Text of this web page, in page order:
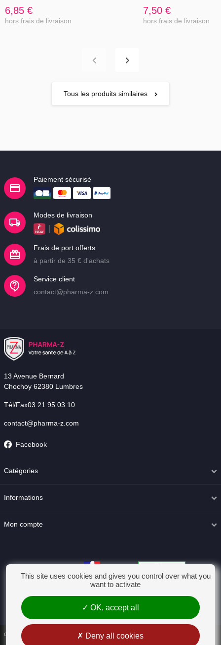
6,85 €
hors frais de livraison
7,50 €
hors frais de livraison
Tous les produits similaires
Paiement sécurisé
Modes de livraison
Frais de port offerts
à partir de 35 € d'achats
Service client
contact@pharma-z.com
13 Avenue Bernard
Chochoy 62380 Lumbres
Tél/Fax03.21.95.03.10
contact@pharma-z.com
Facebook
Catégories
Informations
Mon compte
Conditions générales de vente
This site uses cookies and gives you control over what you
want to activate
OK, accept all
Deny all cookies